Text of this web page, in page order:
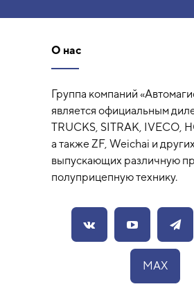
О нас
Группа компаний
является официальным
TRUCKS, SITRAK, IVECO,
а также ZF, Weichai и
выпускающих различную
полуприцепную технику.
MAX